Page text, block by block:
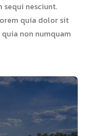
nesciunt.
quia dolor sit
non numquam